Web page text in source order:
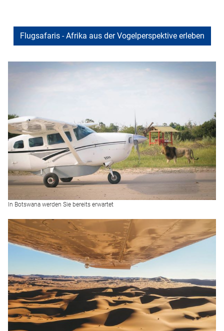
Flugsafaris - Afrika aus der Vogelperspektive erleben
In Botswana werden Sie bereits erwartet